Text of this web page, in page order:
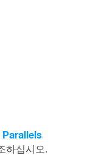
Parallels
하십시오.